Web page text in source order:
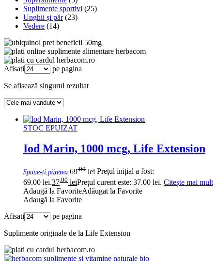
Suplimente sportivi (25)
Unghii și păr (23)
Vedere (14)
Afisati pe pagina
Se afișează singurul rezultat
STOC EPUIZAT
Iod Marin, 1000 mcg, Life Extension
Spune-ți părerea 69.00 lei Prețul inițial a fost:
69.00 lei.37 .00 leiPrețul curent este: 37.00 lei. Citește mai mult
Adaugă la FavoriteAdăugat la Favorite
Adaugă la Favorite
Afisati
pe pagina
Suplimente originale de la Life Extension